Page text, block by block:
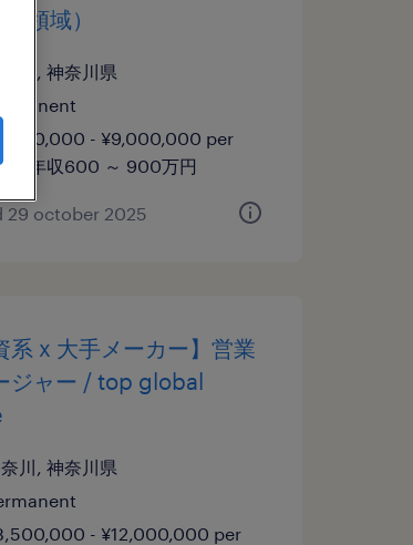
領域）
奈川, 神奈川県
- ¥9,000,000 per
年収600 ～ 900万円
29 october 2025
系 x 大手メーカー】営業
ジャー / top global
川, 神奈川県
- ¥12,000,000 per